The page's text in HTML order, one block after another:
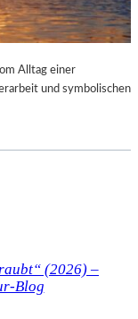
Alltag einer
und symbolischen
(2026) –
Blog